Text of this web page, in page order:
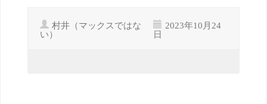
村井（マックスではな
い）
2023年10月24
日